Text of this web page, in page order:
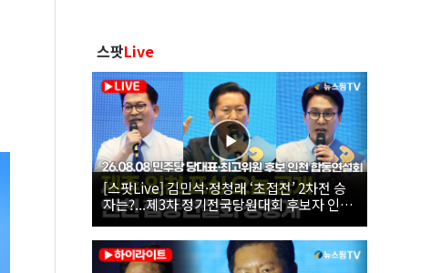
스팟Live
[스팟Live] 김민석·정청래 ‘초접전’ 2차전 승
자는?...제3차 정기전국당원대회 후보자 인천
합동연설회 생중계 | 26.08.08